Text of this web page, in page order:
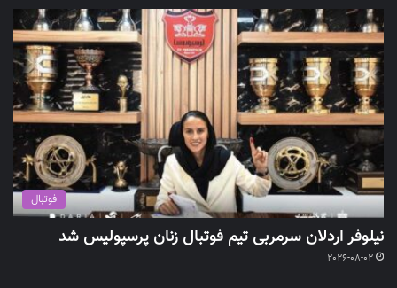
فوتبال
نیلوفر اردلان سرمربی تیم فوتبال زنان پرسپولیس شد
2026-08-02